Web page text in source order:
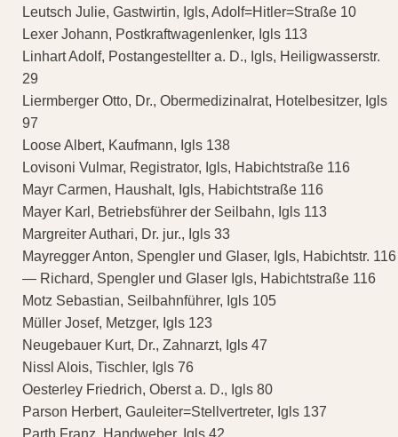
Leutsch Julie, Gastwirtin, Igls, Adolf=Hitler=Straße 10
Lexer Johann, Postkraftwagenlenker, Igls 113
Linhart Adolf, Postangestellter a. D., Igls, Heiligwasserstr.
29
Liermberger Otto, Dr., Obermedizinalrat, Hotelbesitzer, Igls
97
Loose Albert, Kaufmann, Igls 138
Lovisoni Vulmar, Registrator, Igls, Habichtstraße 116
Mayr Carmen, Haushalt, Igls, Habichtstraße 116
Mayer Karl, Betriebsführer der Seilbahn, Igls 113
Margreiter Authari, Dr. jur., Igls 33
Mayregger Anton, Spengler und Glaser, Igls, Habichtstr. 116
— Richard, Spengler und Glaser Igls, Habichtstraße 116
Motz Sebastian, Seilbahnführer, Igls 105
Müller Josef, Metzger, Igls 123
Neugebauer Kurt, Dr., Zahnarzt, Igls 47
Nissl Alois, Tischler, Igls 76
Oesterley Friedrich, Oberst a. D., Igls 80
Parson Herbert, Gauleiter=Stellvertreter, Igls 137